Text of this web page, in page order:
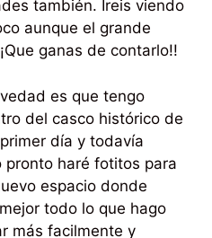
también. Ireis viendo
aunque el grande
ganas de contarlo!!
es que tengo
del casco histórico de
día y todavía
haré fotitos para
espacio donde
todo lo que hago
más facilmente y